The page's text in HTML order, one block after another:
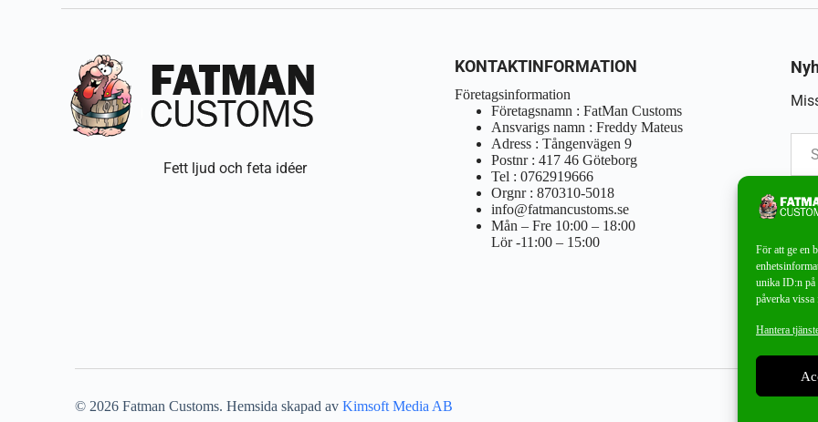
För att ge en
unika ID:n på
påverka
Hantera
Fett ljud och feta idéer
KONTAKTINFORMATION
Företagsinformation
Företagsnamn : FatMan Customs
Ansvarigs namn : Freddy Mateus
Adress : Tångenvägen 9
Postnr : 417 46 Göteborg
Tel : 0762919666
Orgnr : 870310-5018
info@fatmancustoms.se
Mån – Fre 10:00 – 18:00
Lör -11:00 – 15:00
© 2026 Fatman Customs. Hemsida skapad avKimsoft Media AB